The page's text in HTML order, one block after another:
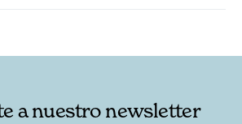
a nuestro newsletter